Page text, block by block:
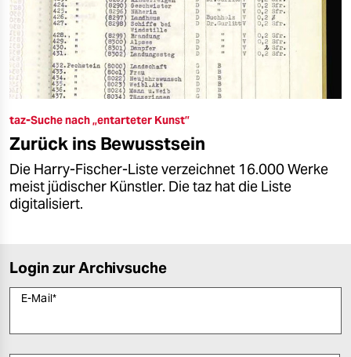
taz-Suche nach „entarteter Kunst”
Zurück ins Bewusstsein
Die Harry-Fischer-Liste verzeichnet 16.000 Werke
meist jüdischer Künstler. Die taz hat die Liste
digitalisiert.
Login zur Archivsuche
E-Mail*